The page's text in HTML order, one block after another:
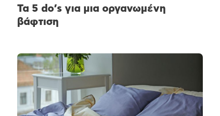
Τα 5 do’s για μια οργανωμένη
βάφτιση